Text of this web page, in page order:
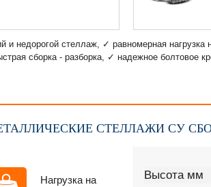
и недорогой стеллаж, ✓ равномерная
сборка - разборка, ✓ надежное болтовое
СТЕЛЛАЖИ СУ
Нагрузка на
Высота мм